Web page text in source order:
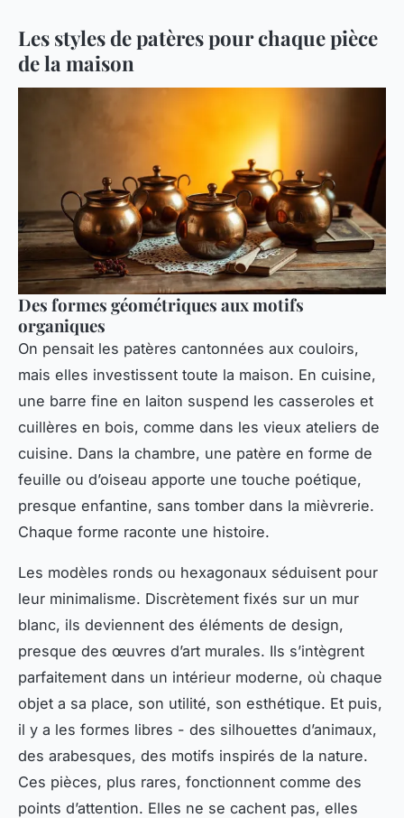
Les styles de patères pour chaque pièce
de la maison
Des formes géométriques aux motifs
organiques
On pensait les patères cantonnées aux couloirs,
mais elles investissent toute la maison. En cuisine,
une barre fine en laiton suspend les casseroles et
cuillères en bois, comme dans les vieux ateliers de
cuisine. Dans la chambre, une patère en forme de
feuille ou d’oiseau apporte une touche poétique,
presque enfantine, sans tomber dans la mièvrerie.
Chaque forme raconte une histoire.
Les modèles ronds ou hexagonaux séduisent pour
leur minimalisme. Discrètement fixés sur un mur
blanc, ils deviennent des éléments de design,
presque des œuvres d’art murales. Ils s’intègrent
parfaitement dans un intérieur moderne, où chaque
objet a sa place, son utilité, son esthétique. Et puis,
il y a les formes libres - des silhouettes d’animaux,
des arabesques, des motifs inspirés de la nature.
Ces pièces, plus rares, fonctionnent comme des
points d’attention. Elles ne se cachent pas, elles